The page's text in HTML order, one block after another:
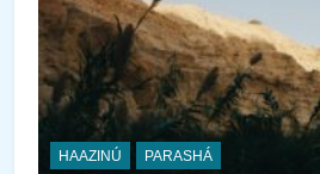
HAAZINÚ PARASHÁ